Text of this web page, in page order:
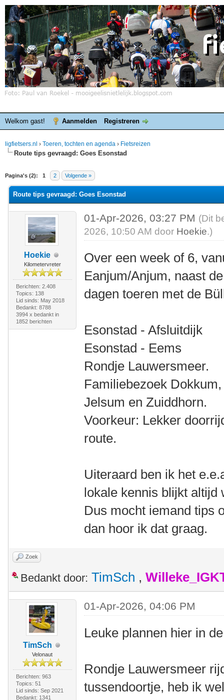
Welkom gast! Aanmelden Registreren
ligfietsers.nl › Toeren, tochten en agenda › Fietsreizen
Route tips gevraagd: Goes Esonstad
Pagina's (2): 1 2 Volgende »
waardering is 0
Route tips gevraagd: Goes Esonstad
Hoekie
Kilometervreter
Berichten: 2.408
Topics: 138
Lid sinds: May 2018
Bedankt: 8788
3994 x bedankt in
1852 berichten
01-Apr-2026, 03:27 PM (Dit
2026, 10:50 AM door Hoekie.)
Over een week of 6,
Eanjum/Anjum, naast
dagen toeren met de
Esonstad - Afsluitdijk
Esonstad - Eems
Rondje Lauwersmeer.
Familiebezoek
Jelsum en Zuiddhorn.
Voorkeur: Lekker
route.
Uiteraard ben ik het
lokale kennis blijkt altijd
Dus mocht iemand tips
dan hoor ik dat graag.
Zoek
Bedankt door: TimSch ,
TimSch
Velonaut
Berichten: 963
Topics: 51
Lid sinds: Sep 2021
Bedankt: 1341
01-Apr-2026, 04:06 PM
Leuke plannen hier in
Rondje Lauwersmeer
tussendoortje, heb ik